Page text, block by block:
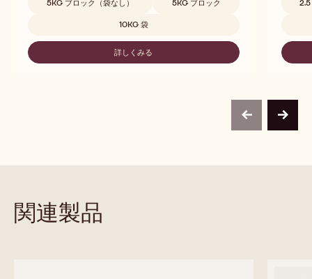
5KG ブロック（袋なし） 5KG ブロック
10KG 袋
詳しくみる
-
2.5
previousnext
関連製品